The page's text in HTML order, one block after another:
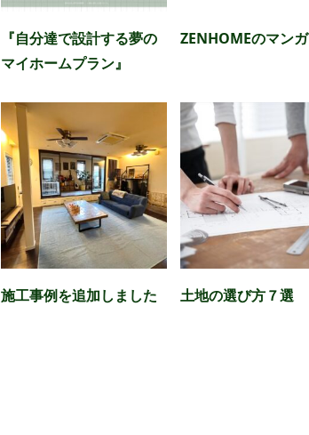
『自分達で設計する夢の
マイホームプラン』
ZENHOMEのマンガ
施工事例を追加しました 土地の選び方７選